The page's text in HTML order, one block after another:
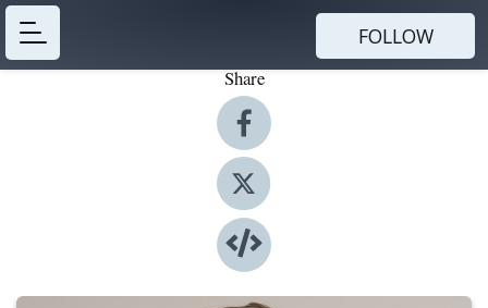
FOLLOW
Share